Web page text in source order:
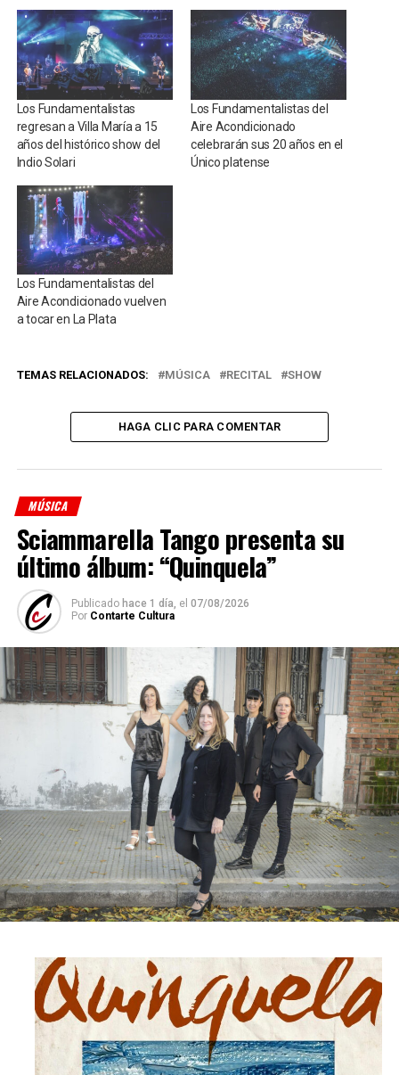
Los Fundamentalistas
regresan a Villa María a 15
años del histórico show del
Indio Solari
Los Fundamentalistas del
Aire Acondicionado
celebrarán sus 20 años en el
Único platense
Los Fundamentalistas del
Aire Acondicionado vuelven
a tocar en La Plata
TEMAS RELACIONADOS: MÚSICA RECITAL SHOW
HAGA CLIC PARA COMENTAR
MÚSICA
Sciammarella Tango presenta su
último álbum: “Quinquela”
Publicado hace 1 día, el 07/08/2026
Por Contarte Cultura